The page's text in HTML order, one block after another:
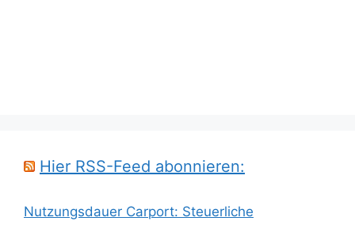
Hier RSS-Feed abonnieren:
Nutzungsdauer Carport: Steuerliche